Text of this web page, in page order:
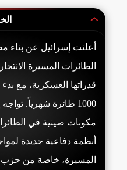
أعلنت إسرائيل عن بناء
1000 طائرة شهرياً.
مكونات صينية في
أنظمة دفاعية جديدة
المسيرة، خاصة من حزب